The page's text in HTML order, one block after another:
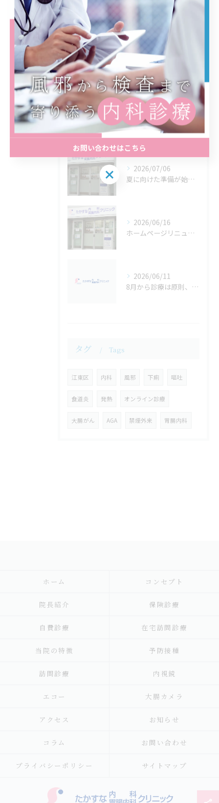
訪問診療
内視鏡
エコー
大腸カメラ
施設基準および加算に関するご案内
最近の投稿 Recent Posts
2026/07/06
夏に向けた準備が始まります！
2026/06/16
ホームページリニューアルのお知らせします。
2026/06/11
8月から診療は原則、予約制に代わります
タグ Tags
江東区 内科 風邪 下痢 嘔吐
食道炎 発熱 オンライン診療
大腸がん AGA 禁煙外来 胃腸内科
ホーム コンセプト
院長紹介 保険診療
自費診療 在宅訪問診療
当院の特徴 予防接種
訪問診療 内視鏡
エコー 大腸カメラ
アクセス お知らせ
コラム お問い合わせ
プライバシーポリシー サイトマップ
お問い合わせはこちら